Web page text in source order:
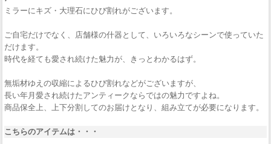
ミラーにキズ・大理石にひび割れがございます。
ご自宅だけでなく、店舗様の什器として、いろいろなシーンで使っていた
だけます。
時代を経ても愛され続けた魅力が、きっとわかるはず。
無垢材ゆえの収縮によるひび割れなどがございますが、
長い年月愛され続けたアンティークならではの魅力ですよね。
商品保全上、上下分割してのお届けとなり、組み立てが必要になります。
こちらのアイテムは・・・